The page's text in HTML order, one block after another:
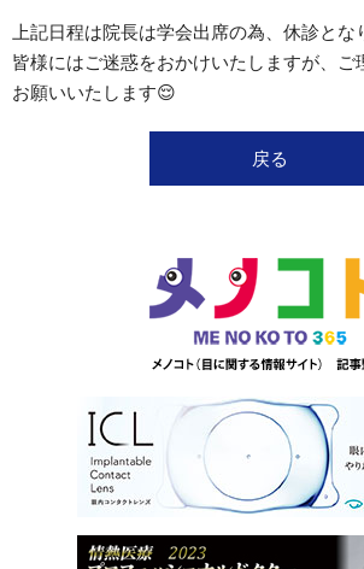
上記日程は院長は学会出席の為、休診とな
皆様にはご迷惑をおかけいたしますが、ご
お願いいたします😌
戻る